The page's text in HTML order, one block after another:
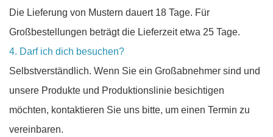
Die Lieferung von Mustern dauert 18 Tage. Für
Großbestellungen beträgt die Lieferzeit etwa 25 Tage.
4. Darf ich dich besuchen?
Selbstverständlich. Wenn Sie ein Großabnehmer sind und
unsere Produkte und Produktionslinie besichtigen
möchten, kontaktieren Sie uns bitte, um einen Termin zu
vereinbaren.